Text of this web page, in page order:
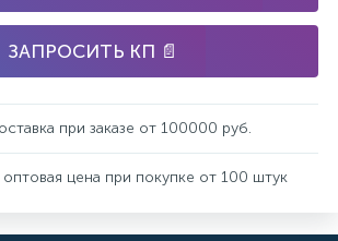
ЗАПРОСИТЬ КП 📄
при заказе от 100000 руб.
цена при покупке от 100 штук